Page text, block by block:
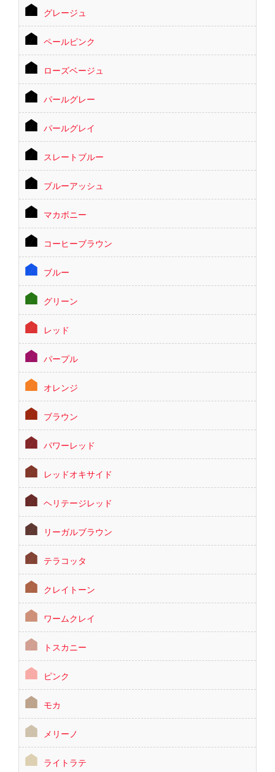
グレージュ
ペールピンク
ローズベージュ
パールグレー
パールグレイ
スレートブルー
ブルーアッシュ
マカボニー
コーヒーブラウン
ブルー
グリーン
レッド
パープル
オレンジ
ブラウン
パワーレッド
レッドオキサイド
ヘリテージレッド
リーガルブラウン
テラコッタ
クレイトーン
ワームクレイ
トスカニー
ピンク
モカ
メリーノ
ライトラテ